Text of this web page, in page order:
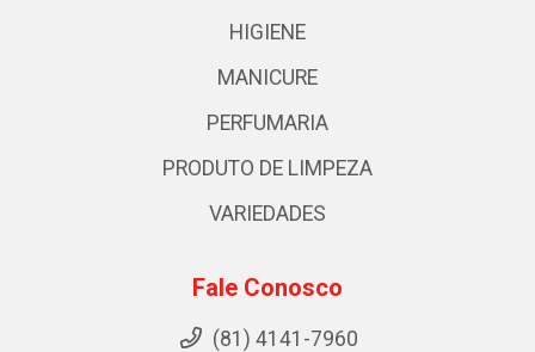
HIGIENE
MANICURE
PERFUMARIA
PRODUTO DE LIMPEZA
VARIEDADES
Fale Conosco
(81) 4141-7960